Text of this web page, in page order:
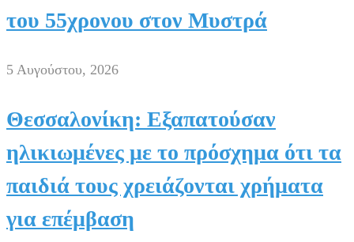
του 55χρονου στον Μυστρά
5 Αυγούστου, 2026
Θεσσαλονίκη: Εξαπατούσαν
ηλικιωμένες με το πρόσχημα ότι τα
παιδιά τους χρειάζονται χρήματα
για επέμβαση